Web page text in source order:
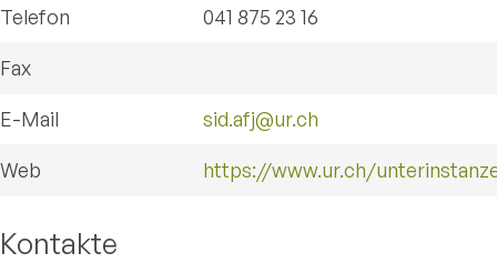
Telefon 041 875 23 16
Fax
E-Mail sid.afj@ur.ch
Web https://www.ur.ch/
Kontakte